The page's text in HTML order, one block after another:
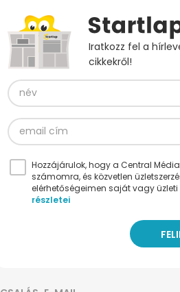
Iratkozz fel a
cikkekről!
Hozzájárulok, hogy a Central
számomra, és közvetlen
elérhetőségeimen saját vagy
részletei